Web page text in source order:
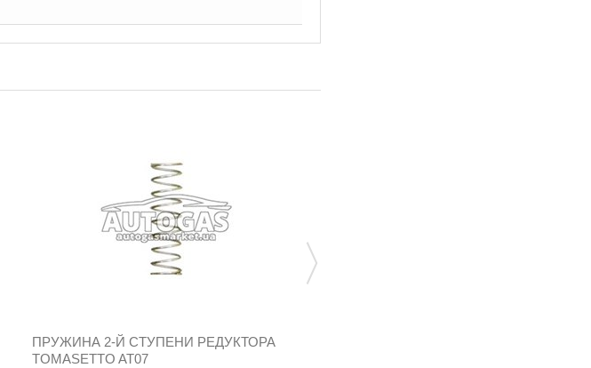
ПРУЖИНА 2-Й СТУПЕНИ РЕДУКТОРА
TOMASETTO AT07